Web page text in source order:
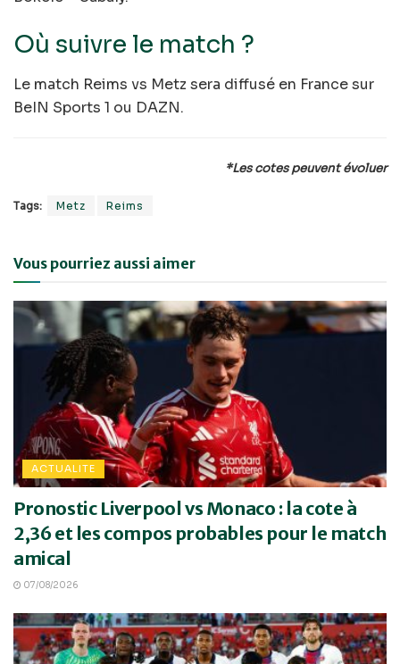
Où suivre le match ?
Le match Reims vs Metz sera diffusé en France sur
BeIN Sports 1 ou DAZN.
*Les cotes peuvent évoluer
Tags: Metz Reims
Vous pourriez aussi aimer
ACTUALITE
Pronostic Liverpool vs Monaco : la cote à
2,36 et les compos probables pour le match
amical
07/08/2026